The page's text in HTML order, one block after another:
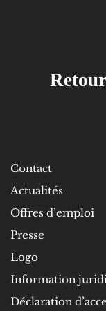
Contact
Actualités
Offres d’emploi
Presse
Logo
Information
Déclaration